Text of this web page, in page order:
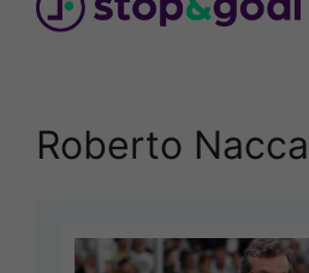
contenuto
Roberto